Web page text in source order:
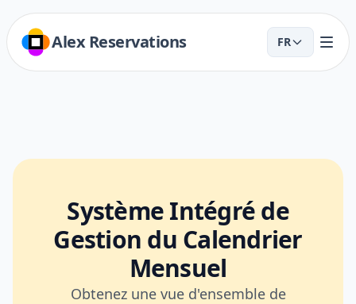
Alex Reservations FR
Système Intégré de
Gestion du Calendrier
Mensuel
Obtenez une vue d'ensemble de